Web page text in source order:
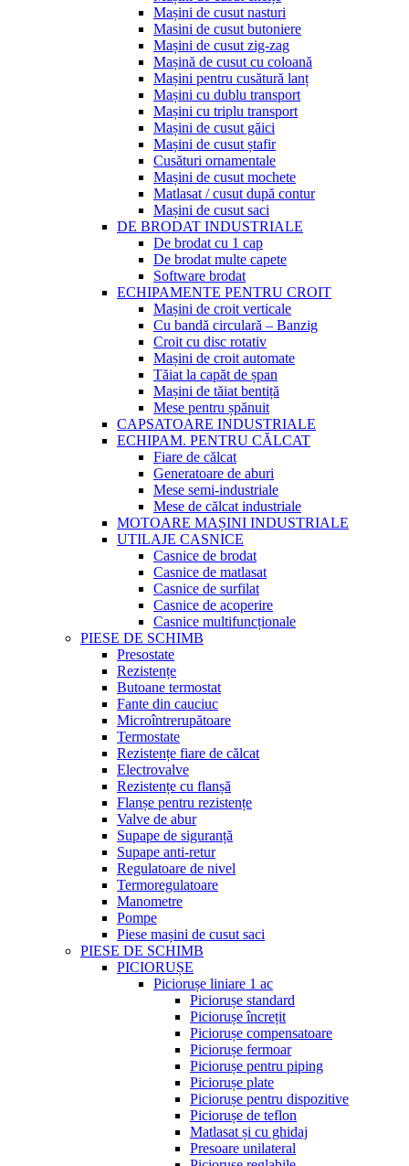
Mașini de cusut nasturi
Masini de cusut butoniere
Mașini de cusut zig-zag
Mașină de cusut cu coloană
Mașini pentru cusătură lanț
Mașini cu dublu transport
Mașini cu triplu transport
Mașini de cusut găici
Mașini de cusut ștafir
Cusături ornamentale
Mașini de cusut mochete
Matlasat / cusut după contur
Mașini de cusut saci
DE BRODAT INDUSTRIALE
De brodat cu 1 cap
De brodat multe capete
Software brodat
ECHIPAMENTE PENTRU CROIT
Mașini de croit verticale
Cu bandă circulară – Banzig
Croit cu disc rotativ
Mașini de croit automate
Tăiat la capăt de șpan
Mașini de tăiat bentiță
Mese pentru șpănuit
CAPSATOARE INDUSTRIALE
ECHIPAM. PENTRU CĂLCAT
Fiare de călcat
Generatoare de aburi
Mese semi-industriale
Mese de călcat industriale
MOTOARE MAȘINI INDUSTRIALE
UTILAJE CASNICE
Casnice de brodat
Casnice de matlasat
Casnice de surfilat
Casnice de acoperire
Casnice multifuncționale
PIESE DE SCHIMB
Presostate
Rezistențe
Butoane termostat
Fante din cauciuc
Microîntrerupătoare
Termostate
Rezistențe fiare de călcat
Electrovalve
Rezistențe cu flanșă
Flanșe pentru rezistențe
Valve de abur
Supape de siguranță
Supape anti-retur
Regulatoare de nivel
Termoregulatoare
Manometre
Pompe
Piese mașini de cusut saci
PIESE DE SCHIMB
PICIORUȘE
Piciorușe liniare 1 ac
Piciorușe standard
Piciorușe încrețit
Piciorușe compensatoare
Piciorușe fermoar
Piciorușe pentru piping
Piciorușe plate
Piciorușe pentru dispozitive
Piciorușe de teflon
Matlasat și cu ghidaj
Presoare unilateral